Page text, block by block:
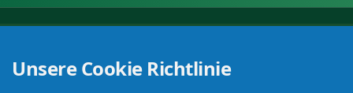
Unsere Cookie Richtlinie